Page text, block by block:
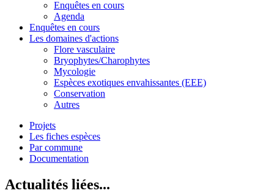
Enquêtes en cours
Agenda
Enquêtes en cours
Les domaines d'actions
Flore vasculaire
Bryophytes/Charophytes
Mycologie
Espèces exotiques envahissantes (EEE)
Conservation
Autres
Projets
Les fiches espèces
Par commune
Documentation
Actualités liées...